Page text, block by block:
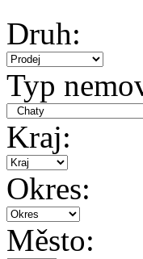
Druh:
Typ
Kraj:
Okres:
Město: